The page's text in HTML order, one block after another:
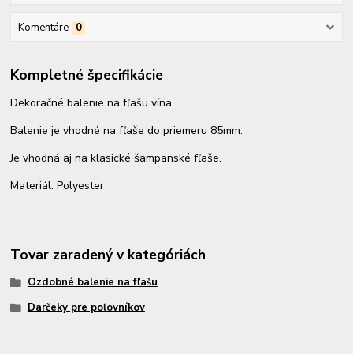
Komentáre 0
Kompletné špecifikácie
Dekoračné balenie na fľašu vína.
Balenie je vhodné na fľaše do priemeru 85mm.
Je vhodná aj na klasické šampanské fľaše.
Materiál: Polyester
Tovar zaradený v kategóriách
Ozdobné balenie na fľašu
Darčeky pre poľovníkov